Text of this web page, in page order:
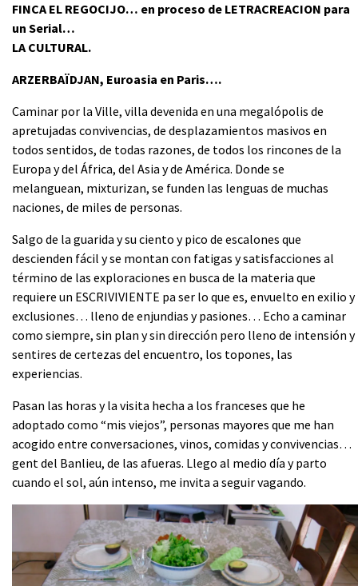
FINCA EL REGOCIJO… en proceso de LETRACREACION para
un Serial…
LA CULTURAL.
ARZERBAÏDJAN, Euroasia en Paris….
Caminar por la Ville, villa devenida en una megalópolis de
apretujadas convivencias, de desplazamientos masivos en
todos sentidos, de todas razones, de todos los rincones de la
Europa y del África, del Asia y de América. Donde se
melanguean, mixturizan, se funden las lenguas de muchas
naciones, de miles de personas.
Salgo de la guarida y su ciento y pico de escalones que
descienden fácil y se montan con fatigas y satisfacciones al
término de las exploraciones en busca de la materia que
requiere un ESCRIVIVIENTE pa ser lo que es, envuelto en exilio y
exclusiones… lleno de enjundias y pasiones… Echo a caminar
como siempre, sin plan y sin dirección pero lleno de intensión y
sentires de certezas del encuentro, los topones, las
experiencias.
Pasan las horas y la visita hecha a los franceses que he
adoptado como “mis viejos”, personas mayores que me han
acogido entre conversaciones, vinos, comidas y convivencias…
gent del Banlieu, de las afueras. Llego al medio día y parto
cuando el sol, aún intenso, me invita a seguir vagando.